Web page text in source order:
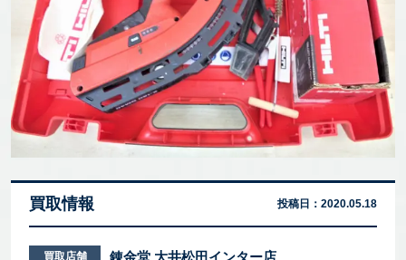
買取情報 投稿日： 2020.05.18
買取店舗